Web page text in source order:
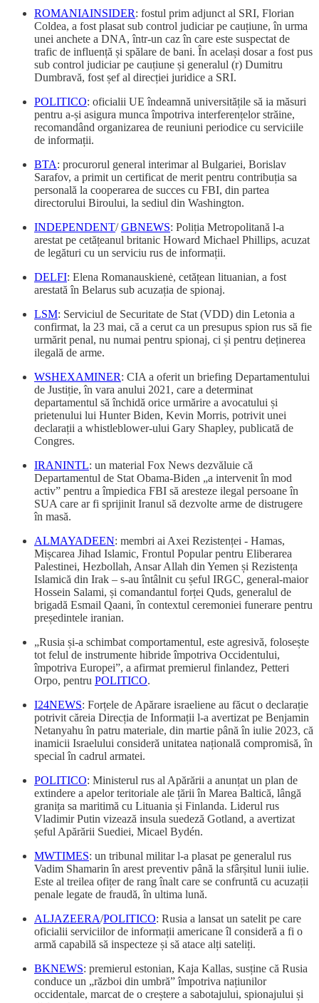
ROMANIAINSIDER: fostul prim adjunct al SRI, Florian
Coldea, a fost plasat sub control judiciar pe cauțiune, în urma
unei anchete a DNA, într-un caz în care este suspectat de
trafic de influență și spălare de bani. În același dosar a fost pus
sub control judiciar pe cauțiune și generalul (r) Dumitru
Dumbravă, fost șef al direcției juridice a SRI.
POLITICO: oficialii UE îndeamnă universitățile să ia măsuri
pentru a-și asigura munca împotriva interferențelor străine,
recomandând organizarea de reuniuni periodice cu serviciile
de informații.
BTA: procurorul general interimar al Bulgariei, Borislav
Sarafov, a primit un certificat de merit pentru contribuția sa
personală la cooperarea de succes cu FBI, din partea
directorului Biroului, la sediul din Washington.
INDEPENDENT/GBNEWS: Poliția Metropolitană l-a
arestat pe cetățeanul britanic Howard Michael Phillips, acuzat
de legături cu un serviciu rus de informații.
DELFI: Elena Romanauskienė, cetățean lituanian, a fost
arestată în Belarus sub acuzația de spionaj.
LSM: Serviciul de Securitate de Stat (VDD) din Letonia a
confirmat, la 23 mai, că a cerut ca un presupus spion rus să fie
urmărit penal, nu numai pentru spionaj, ci și pentru deținerea
ilegală de arme.
WSHEXAMINER: CIA a oferit un briefing Departamentului
de Justiție, în vara anului 2021, care a determinat
departamentul să închidă orice urmărire a avocatului și
prietenului lui Hunter Biden, Kevin Morris, potrivit unei
declarații a whistleblower-ului Gary Shapley, publicată de
Congres.
IRANINTL: un material Fox News dezvăluie că
Departamentul de Stat Obama-Biden „a intervenit în mod
activ” pentru a împiedica FBI să aresteze ilegal persoane în
SUA care ar fi sprijinit Iranul să dezvolte arme de distrugere
în masă.
ALMAYADEEN: membri ai Axei Rezistenței - Hamas,
Mișcarea Jihad Islamic, Frontul Popular pentru Eliberarea
Palestinei, Hezbollah, Ansar Allah din Yemen și Rezistența
Islamică din Irak – s-au întâlnit cu șeful IRGC, general-maior
Hossein Salami, și comandantul forței Quds, generalul de
brigadă Esmail Qaani, în contextul ceremoniei funerare pentru
președintele iranian.
„Rusia și-a schimbat comportamentul, este agresivă, folosește
tot felul de instrumente hibride împotriva Occidentului,
împotriva Europei”, a afirmat premierul finlandez, Petteri
Orpo, pentru POLITICO.
I24NEWS: Forțele de Apărare israeliene au făcut o declarație
potrivit căreia Direcția de Informații l-a avertizat pe Benjamin
Netanyahu în patru materiale, din martie până în iulie 2023, că
inamicii Israelului consideră unitatea națională compromisă, în
special în cadrul armatei.
POLITICO: Ministerul rus al Apărării a anunțat un plan de
extindere a apelor teritoriale ale țării în Marea Baltică, lângă
granița sa maritimă cu Lituania și Finlanda. Liderul rus
Vladimir Putin vizează insula suedeză Gotland, a avertizat
șeful Apărării Suediei, Micael Bydén.
MWTIMES: un tribunal militar l-a plasat pe generalul rus
Vadim Shamarin în arest preventiv până la sfârșitul lunii iulie.
Este al treilea ofițer de rang înalt care se confruntă cu acuzații
penale legate de fraudă, în ultima lună.
ALJAZEERA/POLITICO: Rusia a lansat un satelit pe care
oficialii serviciilor de informații americane îl consideră a fi o
armă capabilă să inspecteze și să atace alți sateliți.
BKNEWS: premierul estonian, Kaja Kallas, susține că Rusia
conduce un „război din umbră” împotriva națiunilor
occidentale, marcat de o creștere a sabotajului, spionajului și